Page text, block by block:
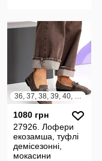
36, 37, 38, 39, 40, 41
1080 грн
27926. Лофери
екозамша, туфлі
демісезонні,
мокасини